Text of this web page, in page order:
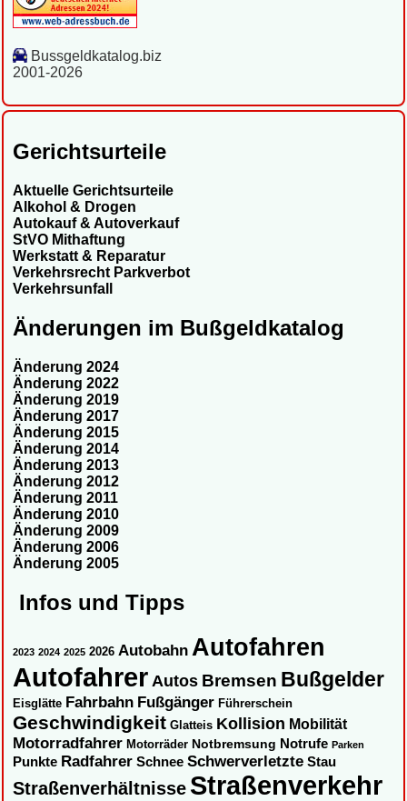
Bussgeldkatalog.biz
2001-2026
Gerichtsurteile
Aktuelle Gerichtsurteile
Alkohol & Drogen
Autokauf & Autoverkauf
StVO Mithaftung
Werkstatt & Reparatur
Verkehrsrecht Parkverbot
Verkehrsunfall
Änderungen im Bußgeldkatalog
Änderung 2024
Änderung 2022
Änderung 2019
Änderung 2017
Änderung 2015
Änderung 2014
Änderung 2013
Änderung 2012
Änderung 2011
Änderung 2010
Änderung 2009
Änderung 2006
Änderung 2005
Infos und Tipps
2023 2024 2025 2026 Autobahn Autofahren
AutofahrerAutos Bremsen Bußgelder
Eisglätte Fahrbahn Fußgänger Führerschein
Geschwindigkeit Glatteis Kollision Mobilität
Motorradfahrer Motorräder Notbremsung Notrufe Parken
Punkte Radfahrer Schnee Schwerverletzte Stau
Straßenverhältnisse Straßenverkehr